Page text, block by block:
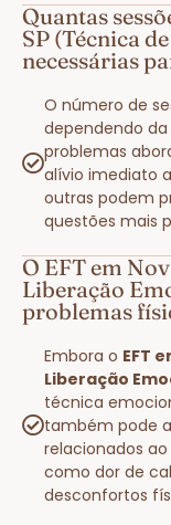
Quantas
SP (Técnica
necessárias
O número de
dependendo
problemas
alívio imediato
outras podem
questões mais
O EFT em
Liberação
problemas
Embora o EFT
Liberação
técnica
também pode
relacionados
como dor de
desconfortos